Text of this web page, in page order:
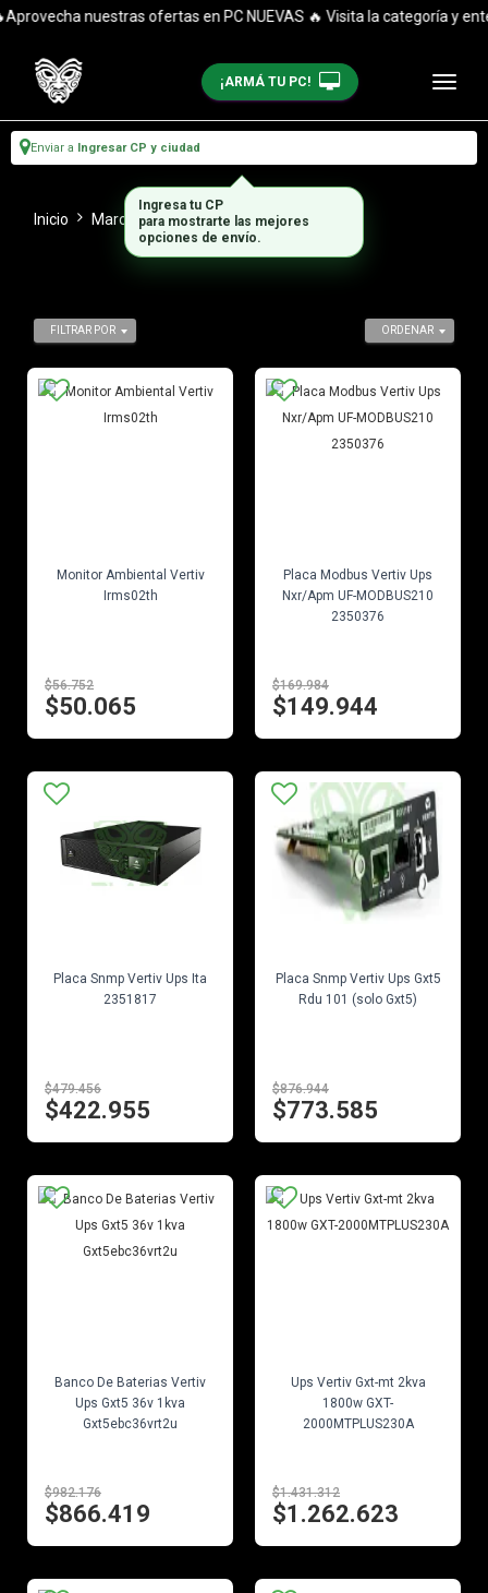
nuestras ofertas en PC NUEVAS 🔥 Visita la categoría y
¡ARMÁ TU PC!
Enviar a Ingresar CP y ciudad
Inicio Marca VERTIV
ORDENAR
FILTRAR POR
Monitor Ambiental Vertiv
Irms02th
$56.752
$50.065
Placa Modbus Vertiv Ups
Nxr/Apm UF-MODBUS210
2350376
$169.984
$149.944
Placa Snmp Vertiv Ups Ita
2351817
$479.456
$422.955
Placa Snmp Vertiv Ups Gxt5
Rdu 101 (solo Gxt5)
$876.944
$773.585
Banco De Baterias Vertiv
Ups Gxt5 36v 1kva
Gxt5ebc36vrt2u
$982.176
$866.419
Ups Vertiv Gxt-mt 2kva
1800w GXT-
2000MTPLUS230A
$1.431.312
$1.262.623
Ingresa tu CP
para mostrarte las mejores
opciones de envío.